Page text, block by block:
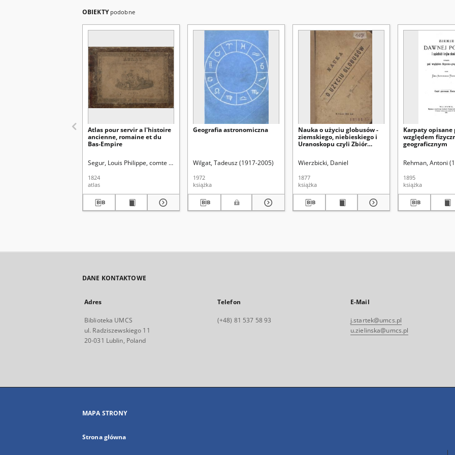
OBIEKTY podobne
Atlas pour servir a l'histoire
ancienne, romaine et du
Bas-Empire
Segur, Louis Philippe, comte de (1753-1830)
1824
atlas
Geografia astronomiczna
Wilgat, Tadeusz (1917-2005)
1972
książka
Nauka o użyciu globusów -
ziemskiego, niebieskiego i
Uranoskopu czyli Zbiór
Wierzbicki, Daniel
1877
książka
Karpaty opisane
względem
geograficznym
Rehman, Antoni
1895
książka
DANE KONTAKTOWE
Adres
Biblioteka UMCS
ul. Radziszewskiego 11
20-031 Lublin, Poland
Telefon
(+48) 81 537 58 93
E-Mail
j.startek@umcs.pl
u.zielinska@umcs.pl
MAPA STRONY
Strona główna